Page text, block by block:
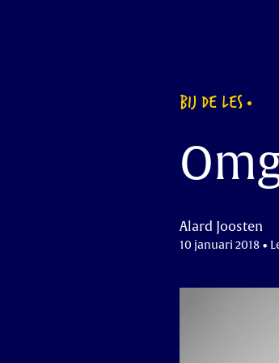
BIJ DE LES
Alard Joosten
10 januari 2018 •